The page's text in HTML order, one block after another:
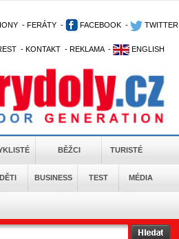
- FERÁTY - FACEBOOK - TWITTER
- KONTAKT - REKLAMA - ENGLISH
BĚŽCI TURISTÉ
DĚTI BUSINESS TEST MÉDIA